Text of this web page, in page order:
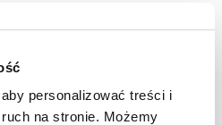
personalizować treści i
na stronie. Możemy